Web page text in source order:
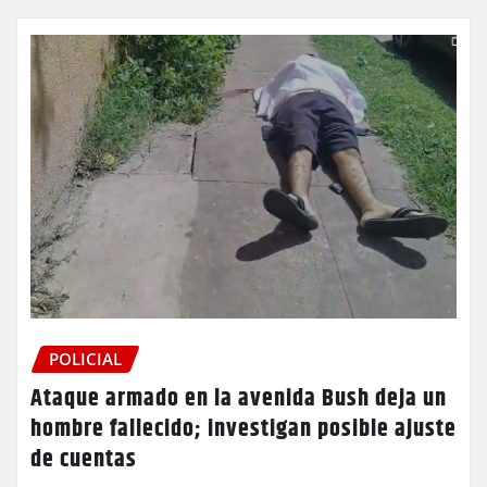
POLICIAL
Ataque armado en la avenida Bush deja un
hombre fallecido; investigan posible ajuste
de cuentas